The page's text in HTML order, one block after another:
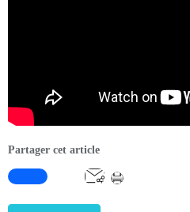
Partager cet article